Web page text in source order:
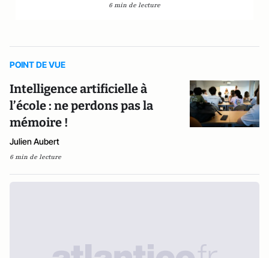
6 min de lecture
POINT DE VUE
Intelligence artificielle à
l’école : ne perdons pas la
mémoire !
Julien Aubert
6 min de lecture